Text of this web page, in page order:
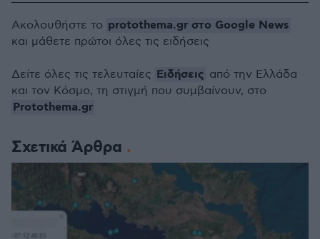
Σχετικά Άρθρα
Ακολουθήστε το protothema.gr στο Google News
και μάθετε πρώτοι όλες τις ειδήσεις
Δείτε όλες τις τελευταίες Ειδήσεις από την Ελλάδα
και τον Κόσμο, τη στιγμή που συμβαίνουν, στο
Protothema.gr